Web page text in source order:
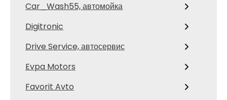
Car_Wash55, автомойка
Digitronic
Drive Service, автосервис
Evpa Motors
Favorit Avto